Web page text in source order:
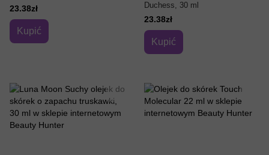
23.38zł
Kupić
Duchess, 30 ml
23.38zł
Kupić